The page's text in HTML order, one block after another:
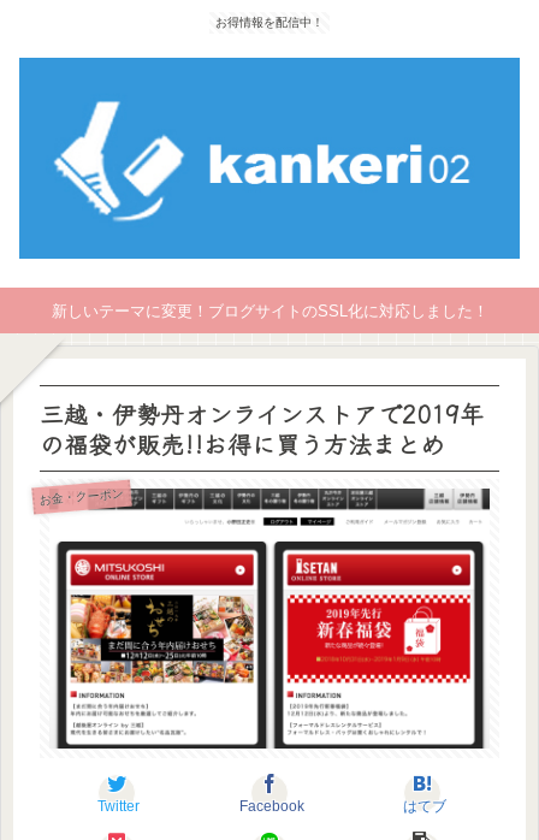
お得情報を配信中！
新しいテーマに変更！ブログサイトのSSL化に対応しました！
三越・伊勢丹オンラインストアで2019年
の福袋が販売!!お得に買う方法まとめ
お金・クーポン
Twitter Facebook はてブ